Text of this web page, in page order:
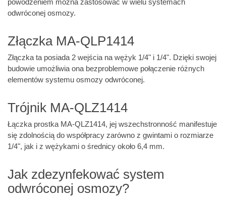
powodzeniem można zastosować w wielu systemach
odwróconej osmozy.
Złączka MA-QLP1414
Złączka ta posiada 2 wejścia na wężyk 1/4" i 1/4". Dzięki swojej
budowie umożliwia ona bezproblemowe połączenie różnych
elementów systemu osmozy odwróconej.
Trójnik MA-QLZ1414
Łączka prostka MA-QLZ1414, jej wszechstronność manifestuje
się zdolnością do współpracy zarówno z gwintami o rozmiarze
1/4", jak i z wężykami o średnicy około 6,4 mm.
Jak zdezynfekować system
odwróconej osmozy?